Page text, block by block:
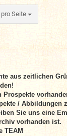
Seite
Seite
aus zeitlichen
Prospekte
/ Abbildungen
Sie uns eine
vorhanden ist.
TEAM